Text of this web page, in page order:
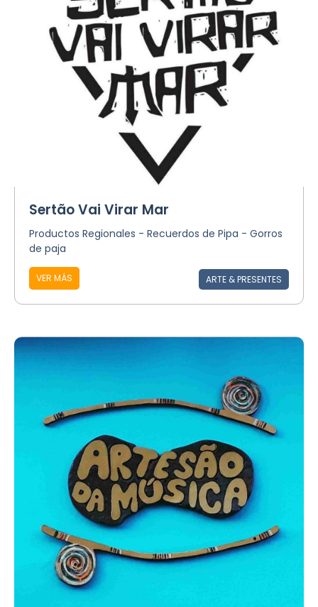
Sertão Vai Virar Mar
Productos Regionales - Recuerdos de Pipa - Gorros
de paja
VER MÁS ARTE & PRESENTES